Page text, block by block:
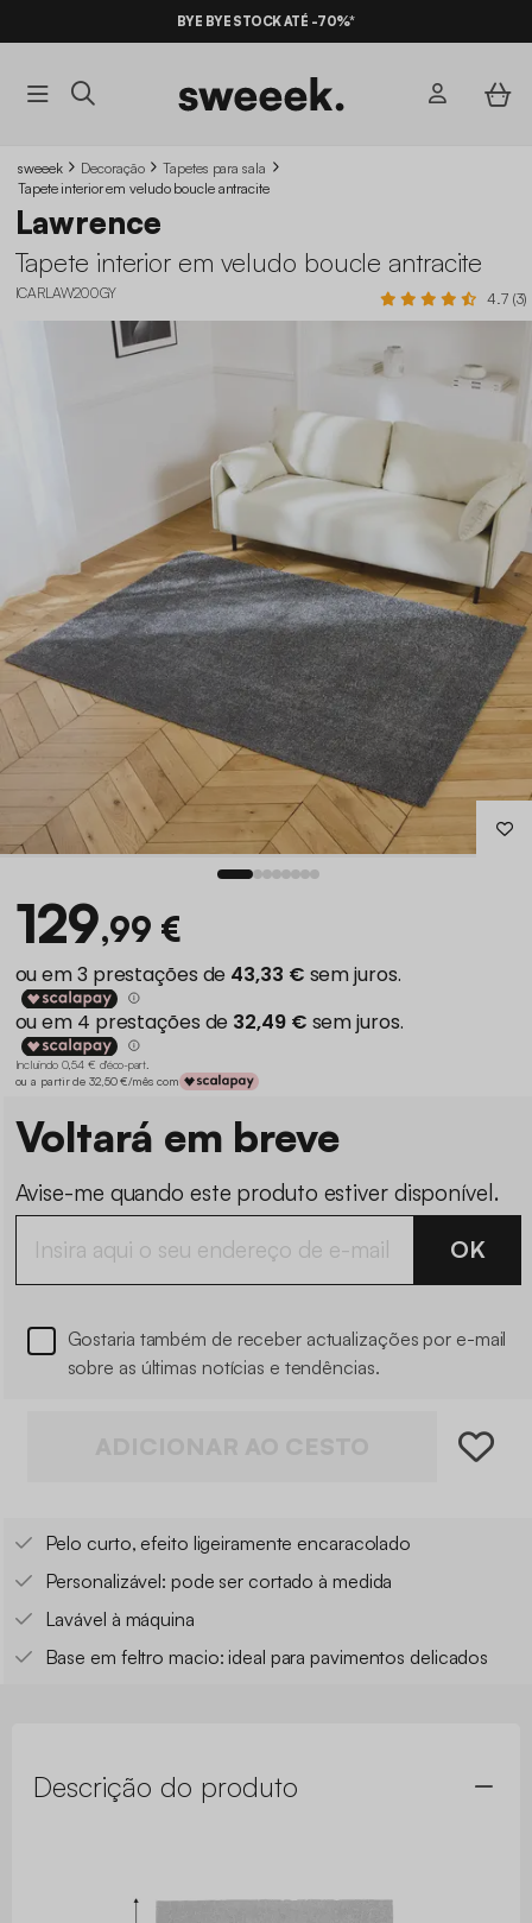
BYE BYE STOCK ATÉ -70%*
sweeek Decoração
Tapetes para sala
Tapete interior em veludo boucle antracite
Lawrence
Tapete interior em veludo boucle antracite
ICARLAW200GY 4.7 (3)
129,99 €
Incluindo 0,54 € d'éco-part.
ou a partir de 32,50 €/mês com
Voltará em breve
Avise-me quando este produto estiver disponível.
OK
Gostaria também de receber actualizações por e-mail
sobre as últimas notícias e tendências.
Pelo curto, efeito ligeiramente encaracolado
Personalizável: pode ser cortado à medida
Lavável à máquina
Base em feltro macio: ideal para pavimentos delicados
Descrição do produto